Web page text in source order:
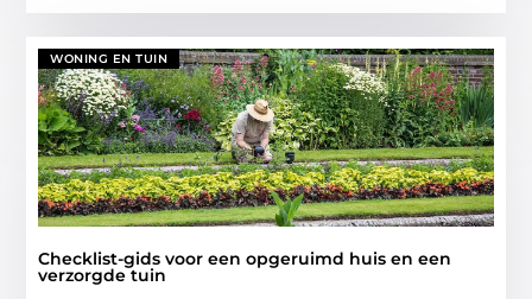
WONING EN TUIN
Checklist-gids voor een opgeruimd huis en een
verzorgde tuin